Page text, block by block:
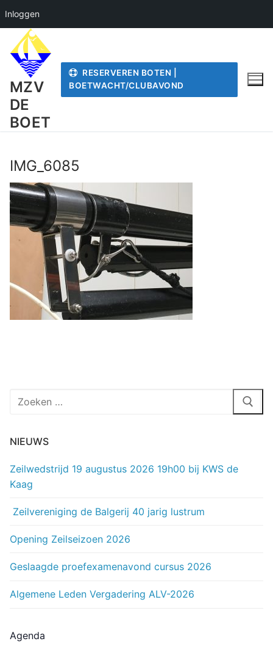
Inloggen
naar
inhoud
MZV
DE
BOET
RESERVEREN BOTEN |
BOETWACHT/CLUBAVOND
IMG_6085
Zoeken
NIEUWS
Zeilwedstrijd 19 augustus 2026 19h00 bij KWS de
Kaag
Zeilvereniging de Balgerij 40 jarig lustrum
Opening Zeilseizoen 2026
Geslaagde proefexamenavond cursus 2026
Algemene Leden Vergadering ALV-2026
Agenda